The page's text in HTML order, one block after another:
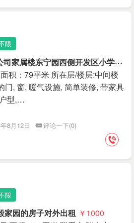
限
2
室/42万/79平米/运输公司家属楼东宁园西侧开发区小学套二出售
积：79平米 所在层/楼层:中间楼
门, 窗, 暖气设施, 简单装修, 带家具
型,…
8月12日
评论一下(0)
限
家园的房子对外出租 ￥1000